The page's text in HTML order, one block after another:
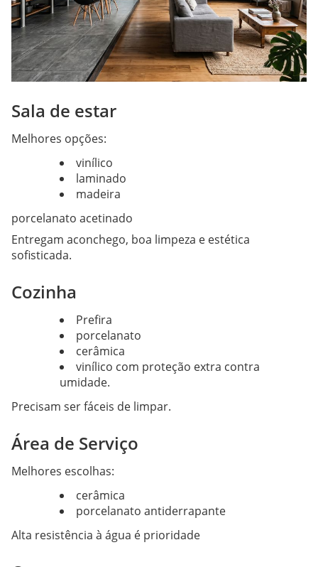
Sala de estar
Melhores opções:
vinílico
laminado
madeira
porcelanato acetinado
Entregam aconchego, boa limpeza e estética
sofisticada.
Cozinha
Prefira
porcelanato
cerâmica
vinílico com proteção extra contra
umidade.
Precisam ser fáceis de limpar.
Área de Serviço
Melhores escolhas:
cerâmica
porcelanato antiderrapante
Alta resistência à água é prioridade